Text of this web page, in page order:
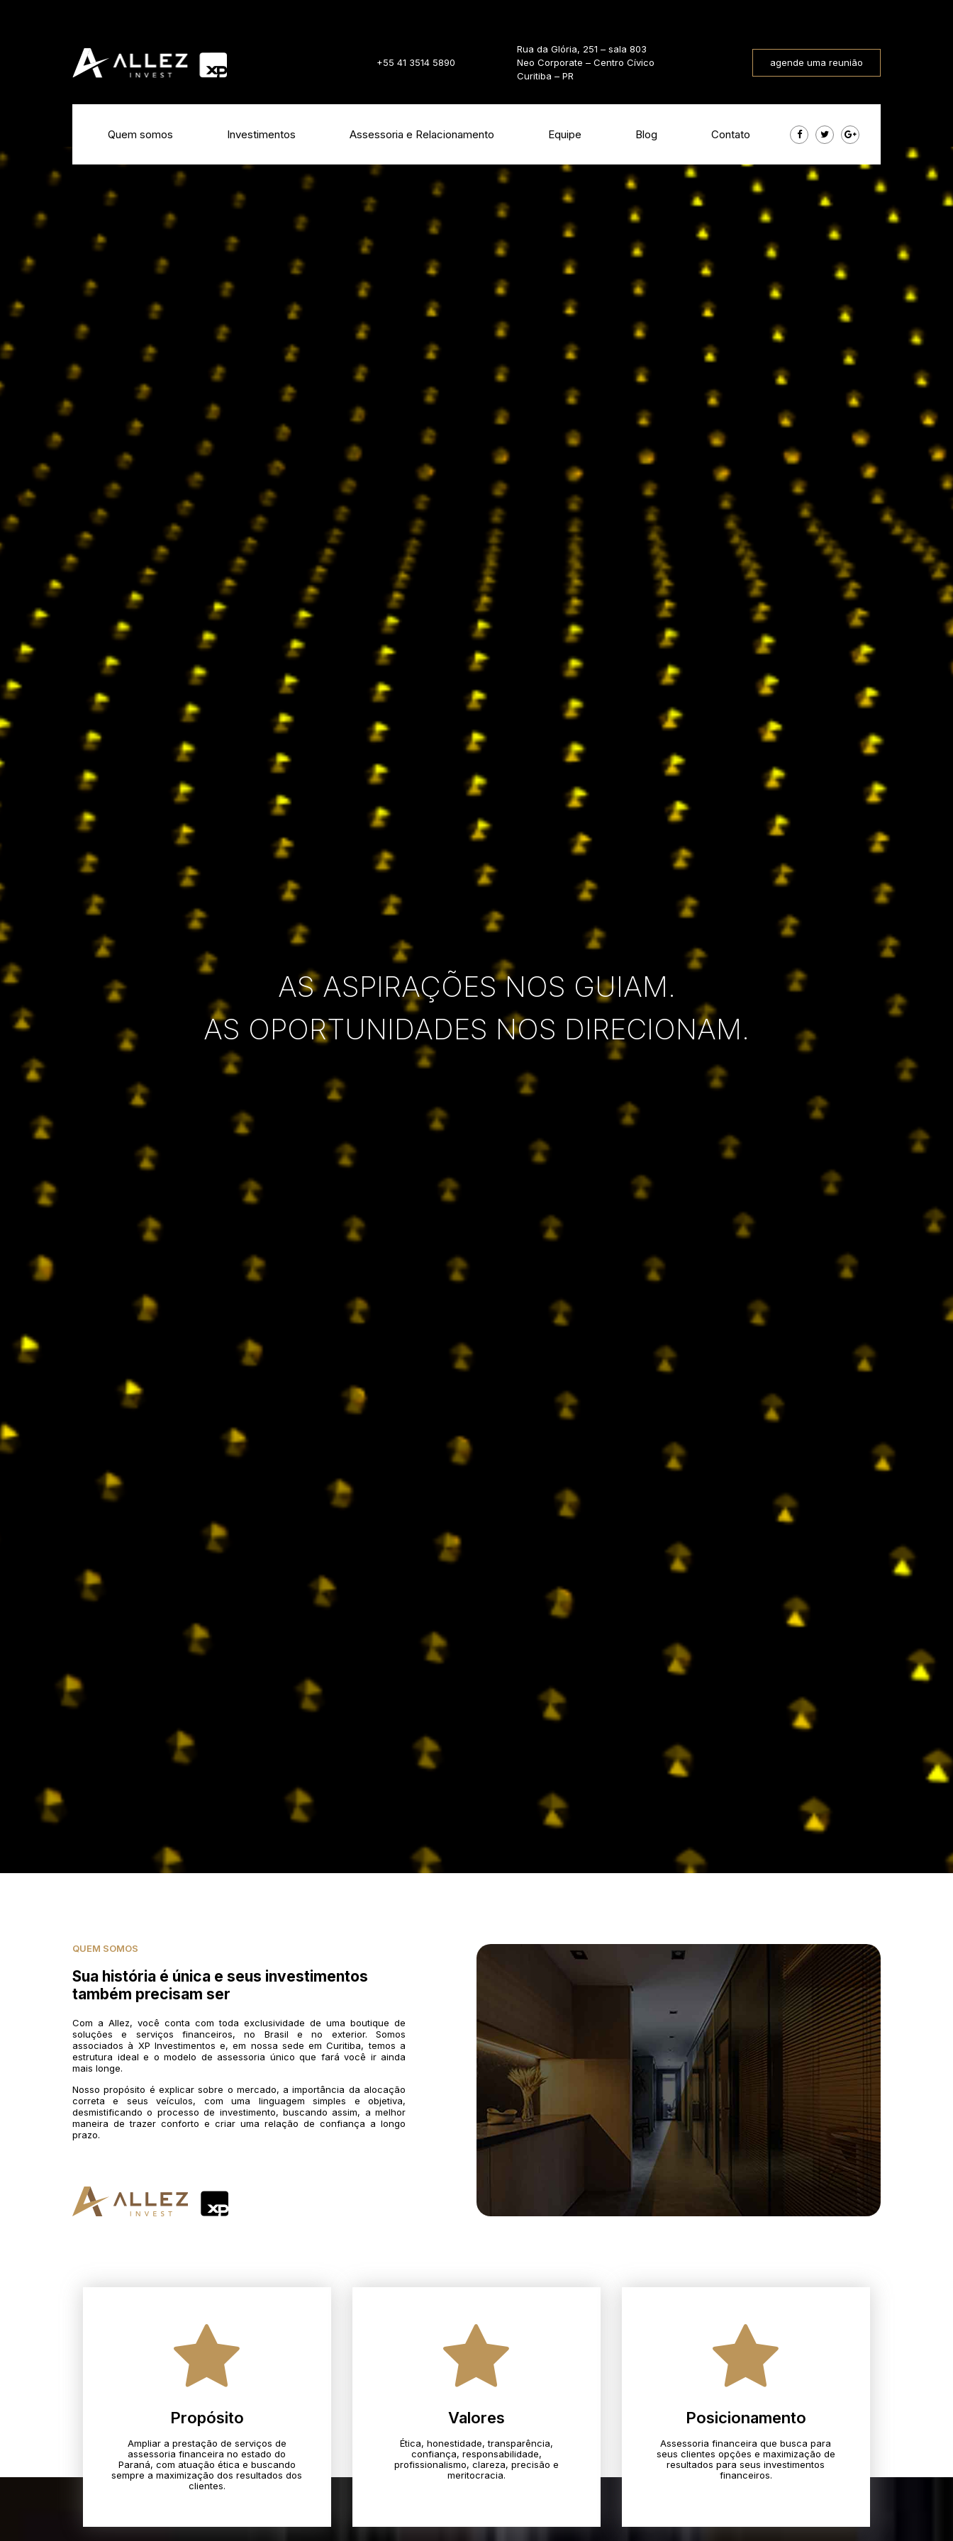
+55 41 3514 5890
Rua da Glória, 251 – sala 803
Neo Corporate – Centro Cívico
Curitiba – PR
agende uma reunião
Quem somos Investimentos Assessoria e Relacionamento Equipe Blog Contato
AS ASPIRAÇÕES NOS GUIAM.
AS OPORTUNIDADES NOS DIRECIONAM.
QUEM SOMOS
Sua história é única e seus investimentos
também precisam ser
Com a Allez, você conta com toda exclusividade de uma boutique de
soluções e serviços financeiros, no Brasil e no exterior. Somos
associados à XP Investimentos e, em nossa sede em Curitiba, temos a
estrutura ideal e o modelo de assessoria único que fará você ir ainda
mais longe.
Nosso propósito é explicar sobre o mercado, a importância da alocação
correta e seus veículos, com uma linguagem simples e objetiva,
desmistificando o processo de investimento, buscando assim, a melhor
maneira de trazer conforto e criar uma relação de confiança a longo
prazo.
Propósito
Ampliar a prestação de serviços de
assessoria financeira no estado do
Paraná, com atuação ética e buscando
sempre a maximização dos resultados dos
clientes.
Valores
Ética, honestidade, transparência,
confiança, responsabilidade,
profissionalismo, clareza, precisão e
meritocracia.​
Posicionamento
Assessoria financeira que busca para
seus clientes opções e maximização de
resultados para seus investimentos
financeiros.